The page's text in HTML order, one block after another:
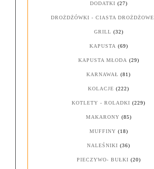
DODATKI (27)
DROŻDŻÓWKI - CIASTA DROŻDŻOWE
GRILL (32)
KAPUSTA (69)
KAPUSTA MŁODA (29)
KARNAWAŁ (81)
KOLACJE (222)
KOTLETY - ROLADKI (229)
MAKARONY (85)
MUFFINY (18)
NALEŚNIKI (36)
PIECZYWO- BUŁKI (20)